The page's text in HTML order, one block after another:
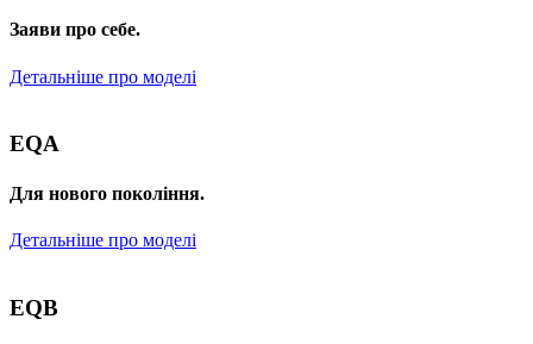
Заяви про себе.
Детальніше про моделі
EQA
Для нового покоління.
Детальніше про моделі
EQB